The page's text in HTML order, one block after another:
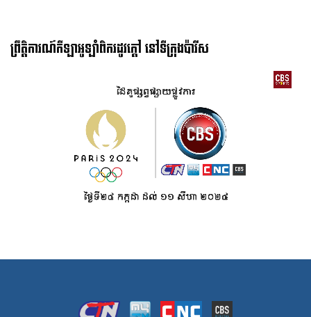
ព្រឹត្តិការណ៍កីឡាអូឡាំពិករដូវក្ដៅ នៅទីក្រុងប៉ារីស